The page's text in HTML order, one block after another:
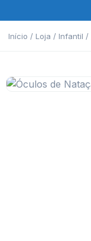
Início / Loja / Infantil /